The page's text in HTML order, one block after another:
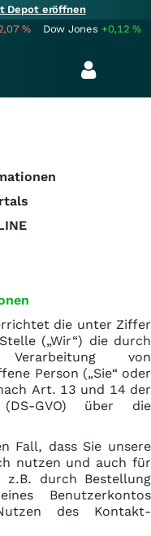
Depot eröffnen
% Dow Jones +0,12%
die unter Ziffer
(„Wir“) die durch
von
Person („Sie“ oder
Art. 13 und 14 der
(DS-GVO) über die
Fall, dass Sie unsere
nutzen und auch für
durch Bestellung
Benutzerkontos
des Kontakt-